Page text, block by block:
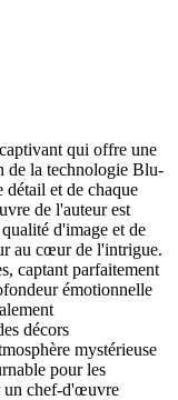
qui offre une
de la technologie Blu-
détail et de chaque
de l'auteur est
d'image et de
au cœur de l'intrigue.
captant parfaitement
émotionnelle
décors
mystérieuse
pour les
un chef-d'œuvre